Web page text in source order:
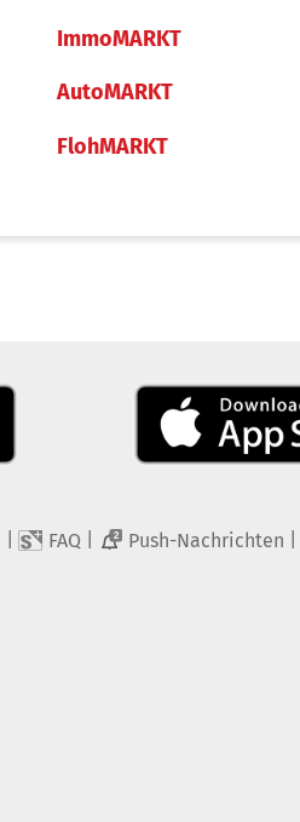
ImmoMARKT
AutoMARKT
FlohMARKT
FAQ 2 Push-Nachrichten